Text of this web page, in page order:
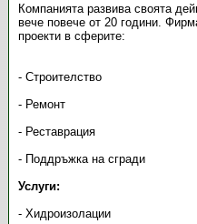
Компанията развива своята
вече повече от 20 години.
проекти в сферите:
- Строителство
- Ремонт
- Реставрация
- Поддръжка на сгради
Услуги:
- Хидроизолации